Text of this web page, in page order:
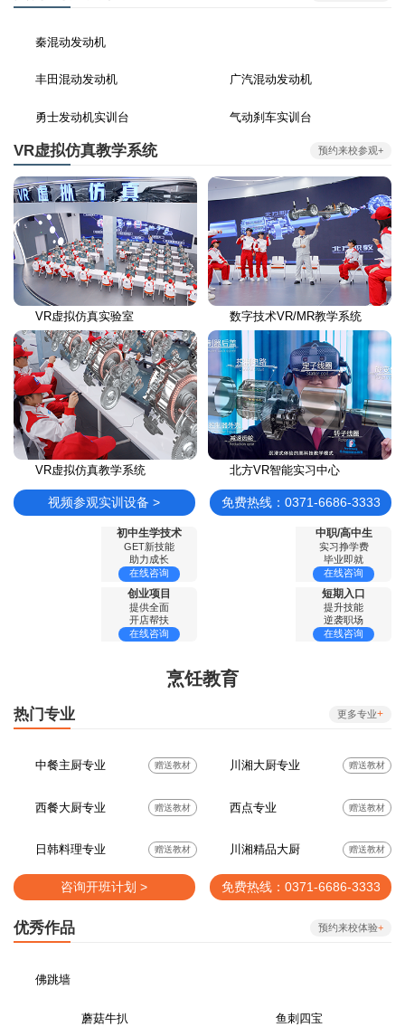
秦混动发动机
丰田混动发动机 广汽混动发动机
勇士发动机实训台 气动刹车实训台
VR虚拟仿真教学系统 预约来校参观+
VR虚拟仿真实验室 数字技术VR/MR教学系统
VR虚拟仿真教学系统 北方VR智能实习中心
视频参观实训设备 > 免费热线：0371-6686-3333
初中生学技术
GET新技能
助力成长
在线咨询
中职/高中生
实习挣学费
毕业即就
在线咨询
创业项目
提供全面
开店帮扶
在线咨询
短期入口
提升技能
逆袭职场
在线咨询
烹饪教育
热门专业 更多专业+
中餐主厨专业 赠送教材 川湘大厨专业 赠送教材
西餐大厨专业 赠送教材 西点专业 赠送教材
日韩料理专业 赠送教材 川湘精品大厨 赠送教材
咨询开班计划 > 免费热线：0371-6686-3333
优秀作品 预约来校体验+
佛跳墙
蘑菇牛扒 鱼刺四宝